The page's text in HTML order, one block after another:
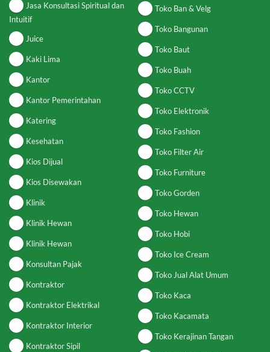
Jasa Konsultasi Spiritual dan
Intuitif
Juice
Kaki Lima
Kantor
Kantor Pemerintahan
Katering
Kesehatan
Kios Dijual
Kios Disewakan
Klinik
Klinik Hewan
Klinik Hewan
Konsultan Pajak
Kontraktor
Kontraktor Elektrikal
Kontraktor Interior
Kontraktor Sipil
Toko Ban & Velg
Toko Bangunan
Toko Baut
Toko Buah
Toko CCTV
Toko Elektronik
Toko Fashion
Toko Filter Air
Toko Furniture
Toko Gorden
Toko Hewan
Toko Hobi
Toko Ice Cream
Toko Jual Alat Umum
Toko Kaca
Toko Kacamata
Toko Kerajinan Tangan